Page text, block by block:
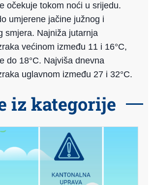
očekuje tokom noći u srijedu.
umjerene jačine južnog i
smjera. Najniža jutarnja
većinom između 11 i 16°C,
do 18°C. Najviša dnevna
uglavnom između 27 i 32°C.
iz kategorije